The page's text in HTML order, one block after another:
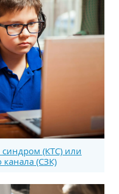
(КТС) или
канала (СЗК)